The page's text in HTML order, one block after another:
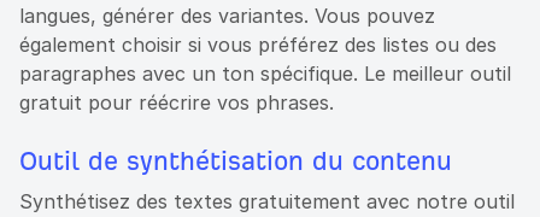
langues, générer des variantes. Vous pouvez
également choisir si vous préférez des listes ou des
paragraphes avec un ton spécifique. Le meilleur outil
gratuit pour réécrire vos phrases.
Outil de synthétisation du contenu
Synthétisez des textes gratuitement avec notre outil